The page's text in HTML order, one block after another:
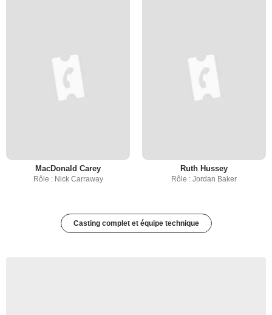
MacDonald Carey
Rôle : Nick Carraway
Ruth Hussey
Rôle : Jordan Baker
Casting complet et équipe technique